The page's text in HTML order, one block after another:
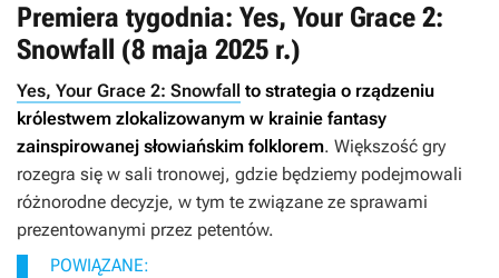
Premiera tygodnia: Yes, Your Grace 2:
Snowfall (8 maja 2025 r.)
Yes, Your Grace 2: Snowfall to strategia o rządzeniu
królestwem zlokalizowanym w krainie fantasy
zainspirowanej słowiańskim folklorem. Większość gry
rozegra się w sali tronowej, gdzie będziemy podejmowali
różnorodne decyzje, w tym te związane ze sprawami
prezentowanymi przez petentów.
POWIĄZANE: